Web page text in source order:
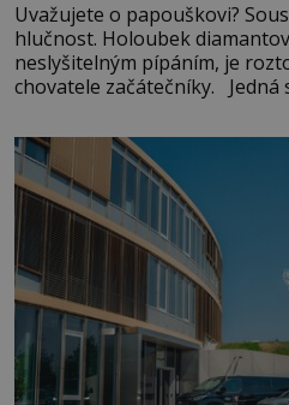
Uvažujete o papouškovi?
hlučnost. Holoubek
neslyšitelným pípáním, je
chovatele začátečníky. Jedná
času tráví na zemi, kde sbírá
domovinou je prakticky celá
pobřežní oblasti.